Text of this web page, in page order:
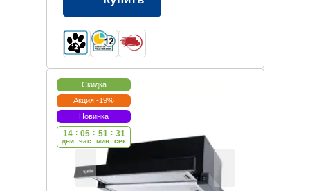
Скидка
Акция -19%
Новинка
14
дни
: 05
час
: 51
мин
: 30
cек